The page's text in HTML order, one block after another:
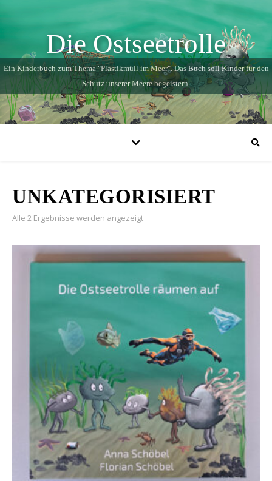
Die Ostseetrolle
Ein Kinderbuch zum Thema "Plastikmüll im Meer". Das Buch soll Kinder für den
Schutz unserer Meere begeistern.
UNKATEGORISIERT
Alle 2 Ergebnisse werden angezeigt